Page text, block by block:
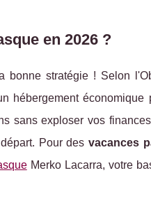
en 2026 ?
bonne stratégie ! Selon
hébergement économique
sans exploser vos
Pour desvacances
Merko Lacarra, votre